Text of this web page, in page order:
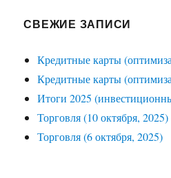
СВЕЖИЕ ЗАПИСИ
Кредитные карты
Кредитные карты
Итоги 2025
Торговля (10 октября, 2025)
Торговля (6 октября, 2025)